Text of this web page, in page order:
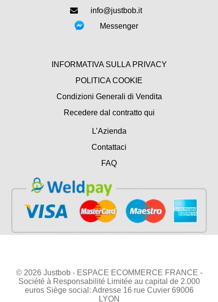
info@justbob.it
Messenger
INFORMATIVA SULLA PRIVACY
POLITICA COOKIE
Condizioni Generali di Vendita
Recedere dal contratto qui
L’Azienda
Contattaci
FAQ
© 2026 Justbob - ESPACE ECOMMERCE FRANCE -
Société à Responsabilité Limitée au capital de 2.000
euros Siège social: Adresse 16 rue Cuvier 69006
LYON